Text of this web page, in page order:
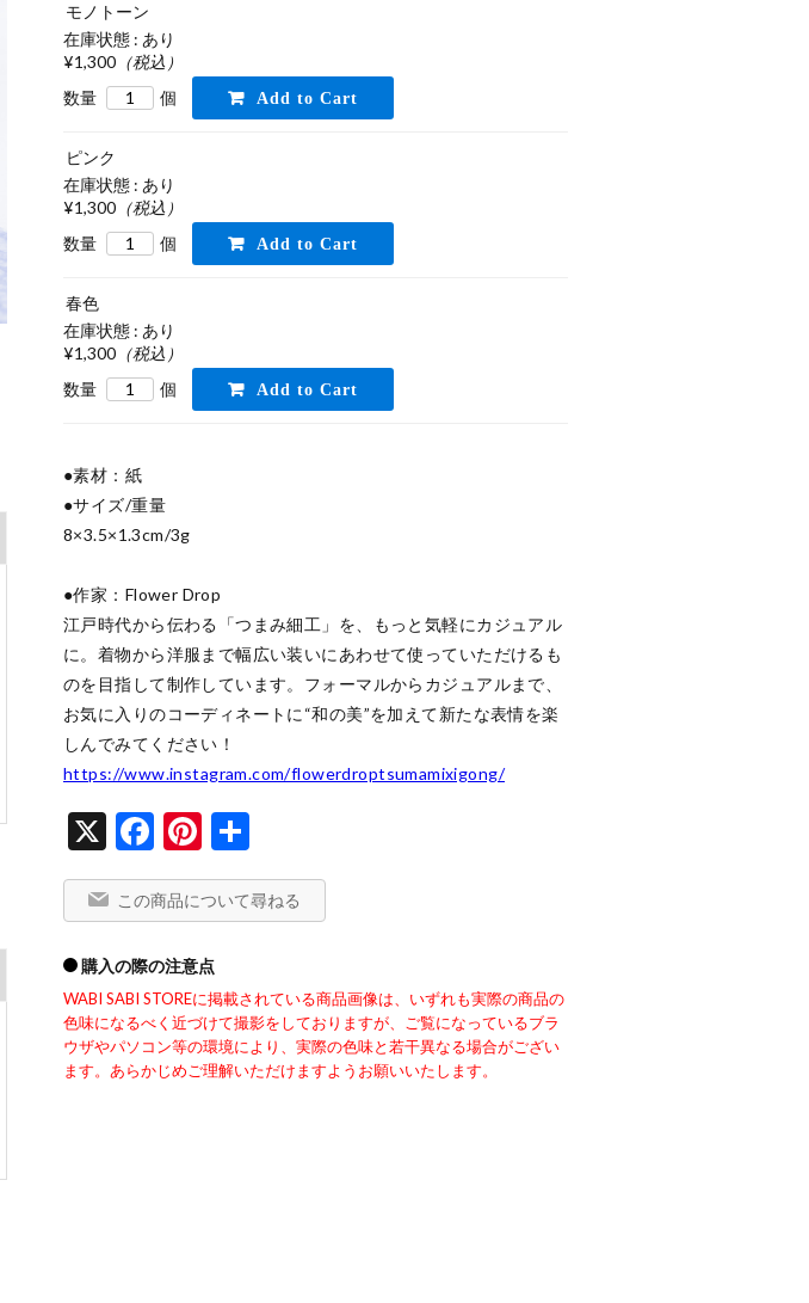
モノトーン
在庫状態 : あり
¥1,300 （税込）
数量
個
ピンク
在庫状態 : あり
¥1,300 （税込）
数量
個
春色
在庫状態 : あり
¥1,300 （税込）
数量
個
●素材：紙
●サイズ/重量
8×3.5×1.3cm/3g
●作家：Flower Drop
江戸時代から伝わる「つまみ細工」を、もっと気軽にカジュアル
に。着物から洋服まで幅広い装いにあわせて使っていただけるも
のを目指して制作しています。フォーマルからカジュアルまで、
お気に入りのコーディネートに“和の美”を加えて新たな表情を楽
https://www.instagram.com/flowerdroptsumamixigong/
X Facebook
Pinterest
有
この商品について尋ねる
購入の際の注意点
WABI SABI STOREに掲載されている商品画像は、いずれも実際の商品の
色味になるべく近づけて撮影をしておりますが、ご覧になっているブラ
ウザやパソコン等の環境により、実際の色味と若干異なる場合がござい
ます。あらかじめご理解いただけますようお願いいたします。